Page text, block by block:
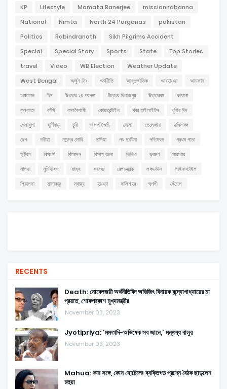
KP Lifestyle Mamata Banerjee
missionnabanna
National
Nimta North 24 Parganas
pakistan
Politics
Rabindranath
Sikh Pilgrims Accident
Special
Special Story Sports State
Top Stories
travel
Video WB Election
Weather Update
West Bengal
অর্জুন সিং অর্থনীতি আন্তর্জাতিক আবহাওয়া
আমফান
আম্ফান
ঈদ উত্তর ২৪ পরগনা উত্তর দিনাজপুর উত্তরবঙ্গ
করোনা
কলকাতা
কাঁথি কালবৈশাখী কোয়ারেন্টাইন খবর হাইলাইটস
খুশির ঈদ
খেলাধুলা
ঘূর্ণিঝড় চুরি জলপাইগুড়ি জেলা তেলেঙ্গানা
দক্ষিণবঙ্গ
দেশ
নদীয়া নরেন্দ্র মোদি নাদিয়া পথ দুর্ঘটনা পশ্চিমবঙ্গ
প্রথম পাতা
ফুটবল
বিজেপি বিনোদন বিশেষ রচনা ভিডিও ভ্রমণ
মারধোর
মালদা
মুর্শিদাবাদ রাজ্য রায়গঞ্জ রেলমন্ত্রক লকডাউন
লাইফস্টাইল
শিয়ালদা
সান্দাকফু স্বাস্থ্য হাওড়া হালিশহর হুগলী হেঁশেল
RECENTS
Death: নোবেলজয়ী অর্থনীতিবিদ অভিজিৎ বিনায়ক বন্দ্যোপাধ্যায়ের মা
প্রয়াত, শোকপ্রকাশ মুখ্যমন্ত্রীর
November 03, 2023
Jyotipriya: 'মমতাদি-অভিষেক সব জানে,' মন্তব্য বালুর
November 03, 2023
Mahua: কার সঙ্গে, কোন হোটেলে! ব্যক্তিগত প্রশ্নে বৈঠক ছাড়লেন
মহুয়া